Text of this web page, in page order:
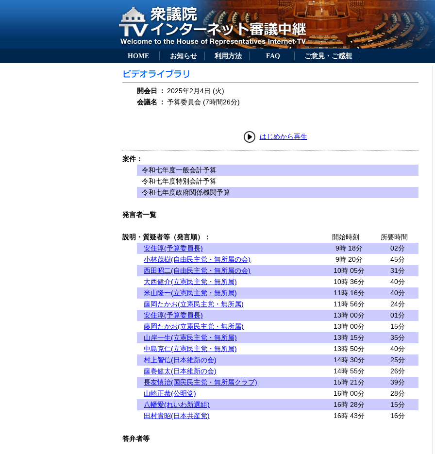
HOME お知らせ 利用方法 FAQ ご意見・ご感想
開会日 ： 2025年2月4日 (火)
会議名
： 予算委員会 (7時間26分)
はじめから再生
案件：
令和七年度一般会計予算
令和七年度特別会計予算
令和七年度政府関係機関予算
発言者一覧
説明・質疑者等（発言順）： 開始時刻
所要時間
安住淳(予算委員長)
9時 18分
02分
小林茂樹(自由民主党・無所属の会)
9時 20分
45分
西田昭二(自由民主党・無所属の会)
10時 05分
31分
大西健介(立憲民主党・無所属)
10時 36分
40分
米山隆一(立憲民主党・無所属)
11時 16分
40分
藤岡たかお(立憲民主党・無所属)
11時 56分
24分
安住淳(予算委員長)
13時 00分
01分
藤岡たかお(立憲民主党・無所属)
13時 00分
15分
山岸一生(立憲民主党・無所属)
13時 15分
35分
中島克仁(立憲民主党・無所属)
13時 50分
40分
村上智信(日本維新の会)
14時 30分
25分
藤巻健太(日本維新の会)
14時 55分
26分
長友慎治(国民民主党・無所属クラブ)
15時 21分
39分
山崎正恭(公明党)
16時 00分
28分
八幡愛(れいわ新選組)
16時 28分
15分
田村貴昭(日本共産党)
16時 43分 16分
答弁者等